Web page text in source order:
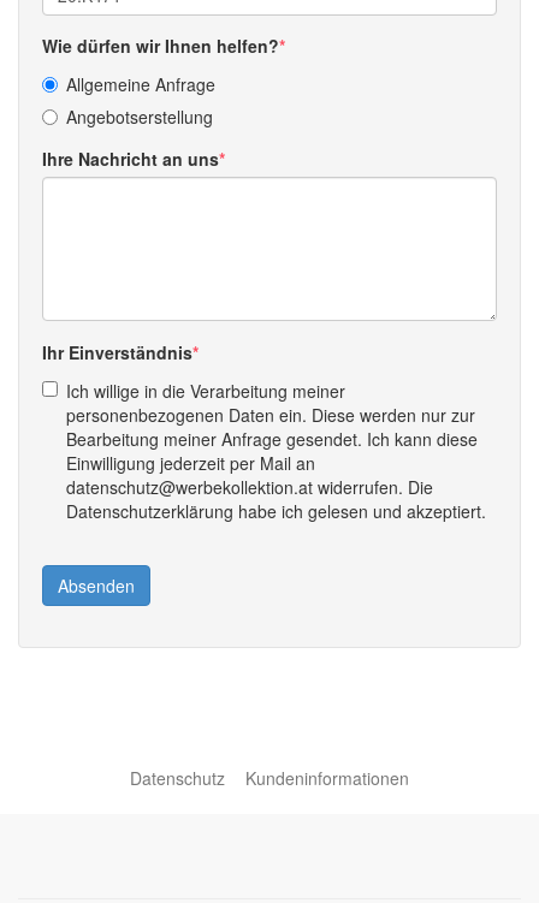
Wie dürfen wir Ihnen helfen?
Allgemeine Anfrage
Angebotserstellung
Ihre Nachricht an uns
Ihr Einverständnis
Ich willige in die Verarbeitung meiner
personenbezogenen Daten ein. Diese werden nur zur
Bearbeitung meiner Anfrage gesendet. Ich kann diese
Einwilligung jederzeit per Mail an
datenschutz@werbekollektion.at widerrufen. Die
Datenschutzerklärung habe ich gelesen und akzeptiert.
Absenden
Datenschutz Kundeninformationen